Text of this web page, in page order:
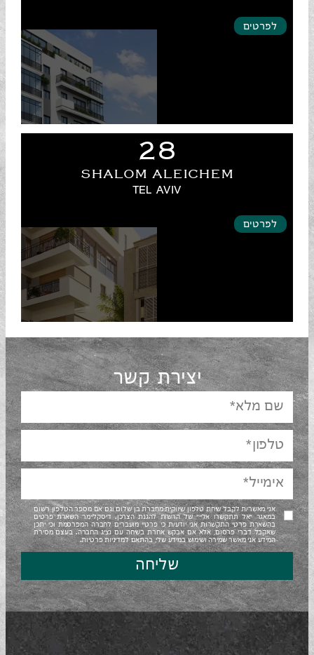
לפרטים
28
SHALOM ALEICHEM
TEL AVIV
לפרטים
יצירת קשר
אני מאשר/ת לקבל שיחת טלפון שיווקית מחברת בן שלום וגם אם מספר הטלפון רשום
במאגר "אל תתקשרו אליי" של הרשות להגנת הצרכן. דיסקליימר השארת פרטים
בהשארת פרטי התקשרות אני יודע/ת כי פרטיי מועברים לחברה המפרסמת וכי יתכן
שאקבל דברי פרסום, אלא אם אבקש אחרת בשיחה עם נציג החברה. בעצם מסירת
המידע אני מאשר שמירה ושימוש במידע שלי, בהתאם למדיניות פרטיות.
שליחה